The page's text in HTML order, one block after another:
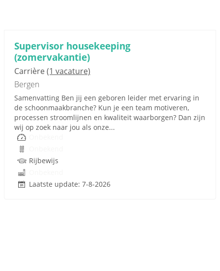
Supervisor housekeeping
(zomervakantie)
Carrière(1 vacature)
Bergen
Samenvatting Ben jij een geboren leider met ervaring in
de schoonmaakbranche? Kun je een team motiveren,
processen stroomlijnen en kwaliteit waarborgen? Dan zijn
wij op zoek naar jou als onze...
Rijbewijs
Laatste update: 7-8-2026